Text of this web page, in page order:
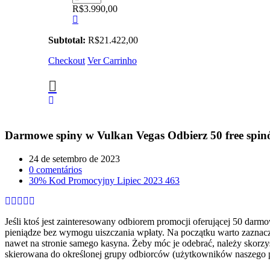
Mapex
Comet
FH
Thin
R$3.990,00
Subtotal: R$21.422,00
Checkout Ver Carrinho
Darmowe spiny w Vulkan Vegas Odbierz 50 free
Posted
em
24 de setembro de 2023
0 comentários
30% Kod Promocyjny Lipiec 2023 463
Jeśli ktoś jest zainteresowany odbiorem promocji oferującej 50
pieniądze bez wymogu uiszczania wpłaty. Na początku warto
nawet na stronie samego kasyna. Żeby móc je odebrać, należy
skierowana do określonej grupy odbiorców (użytkowników